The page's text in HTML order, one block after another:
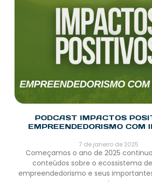
PODCAST IMPACTOS
EMPREENDEDORISMO COM
7 de janeiro de 2025
Começamos o ano de 2025
conteúdos sobre o ecossistema
empreendedorismo e seus